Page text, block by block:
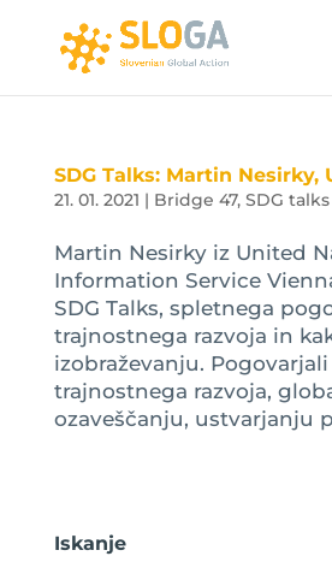
SDG Talks: Martin Nesirky,
21. 01. 2021 | Bridge 47, SDG talks
Martin Nesirky iz United
Information Service
SDG Talks, spletnega
trajnostnega razvoja in
izobraževanju.
trajnostnega razvoja,
ozaveščanju, ustvarjanju
Iskanje